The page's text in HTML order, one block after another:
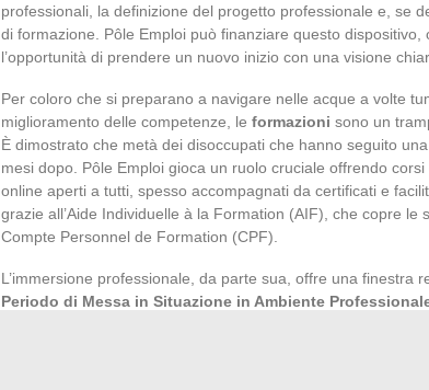
professionali, la definizione del progetto professionale e, se
di formazione. Pôle Emploi può finanziare questo
l’opportunità di prendere un nuovo inizio con una visione
Per coloro che si preparano a navigare nelle acque a volte
miglioramento delle competenze, le formazioni sono un
È dimostrato che metà dei disoccupati che hanno seguito
mesi dopo. Pôle Emploi gioca un ruolo cruciale offrendo
online aperti a tutti, spesso accompagnati da certificati e
grazie all’Aide Individuelle à la Formation (AIF), che copre le
Compte Personnel de Formation (CPF).
L’immersione professionale, da parte sua, offre una finestra
Periodo di Messa in Situazione in Ambiente